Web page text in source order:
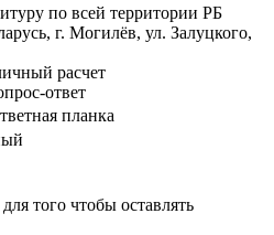
по всей территории РБ
г. Могилёв, ул. Залуцкого,
расчет
ответ
планка
для того чтобы оставлять